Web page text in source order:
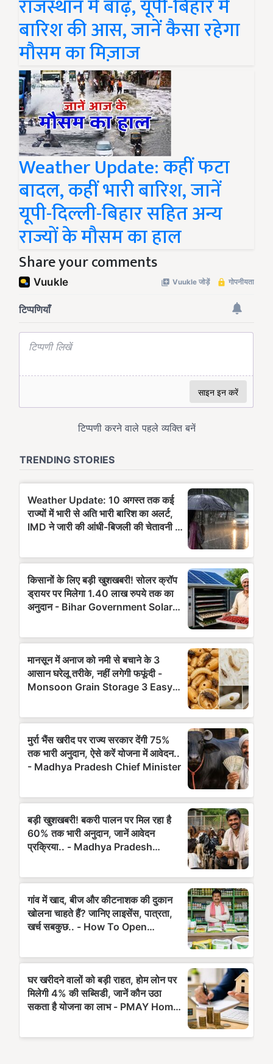
राजस्थान में बाढ़, यूपी-बिहार में
बारिश की आस, जानें कैसा रहेगा
मौसम का मिज़ाज
Weather Update: कहीं फटा
बादल, कहीं भारी बारिश, जानें
यूपी-दिल्ली-बिहार सहित अन्य
राज्यों के मौसम का हाल
Share your comments